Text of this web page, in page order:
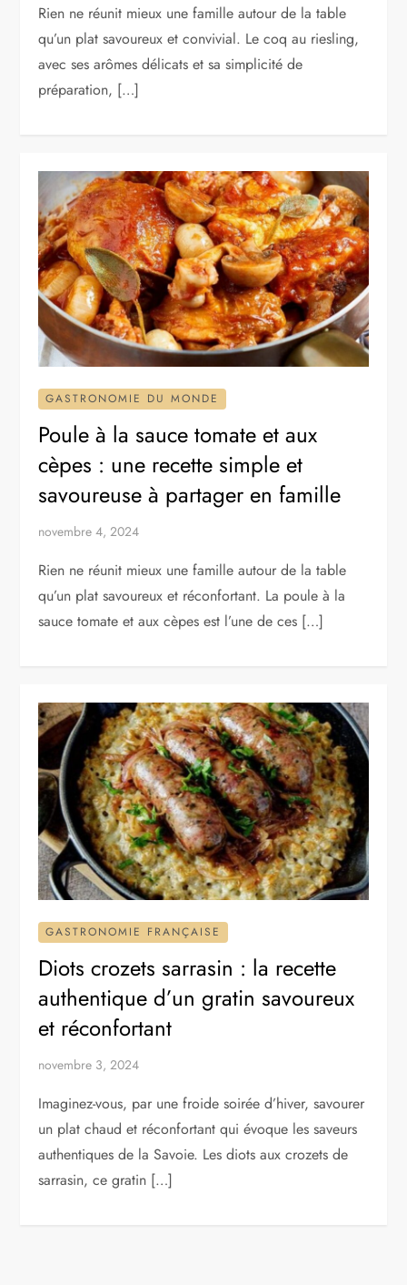
Rien ne réunit mieux une famille autour de la table
qu’un plat savoureux et convivial. Le coq au riesling,
avec ses arômes délicats et sa simplicité de
préparation, […]
GASTRONOMIE DU MONDE
Poule à la sauce tomate et aux
cèpes : une recette simple et
savoureuse à partager en famille
novembre 4, 2024
Rien ne réunit mieux une famille autour de la table
qu’un plat savoureux et réconfortant. La poule à la
sauce tomate et aux cèpes est l’une de ces […]
GASTRONOMIE FRANÇAISE
Diots crozets sarrasin : la recette
authentique d’un gratin savoureux
et réconfortant
novembre 3, 2024
Imaginez-vous, par une froide soirée d’hiver, savourer
un plat chaud et réconfortant qui évoque les saveurs
authentiques de la Savoie. Les diots aux crozets de
sarrasin, ce gratin […]